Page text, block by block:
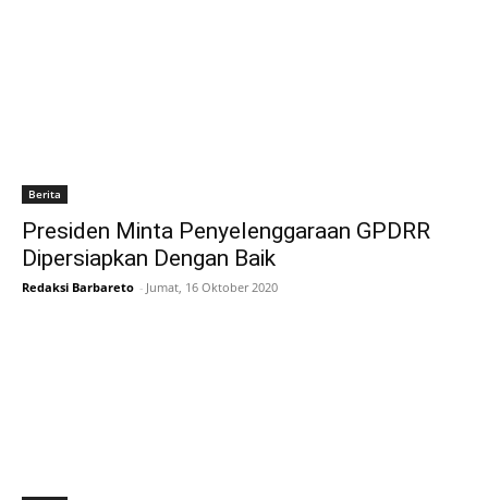
Berita
Presiden Minta Penyelenggaraan GPDRR
Dipersiapkan Dengan Baik
Redaksi Barbareto - Jumat, 16 Oktober 2020